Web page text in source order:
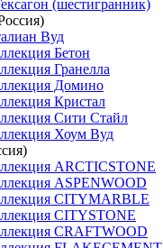
(шестигранник)
Вуд
Бетон
Гранелла
Домино
Кристал
Сити Стайл
Хоум Вуд
ARCTICSTONE
ASPENWOOD
CITYMARBLE
CITYSTONE
CRAFTWOOD